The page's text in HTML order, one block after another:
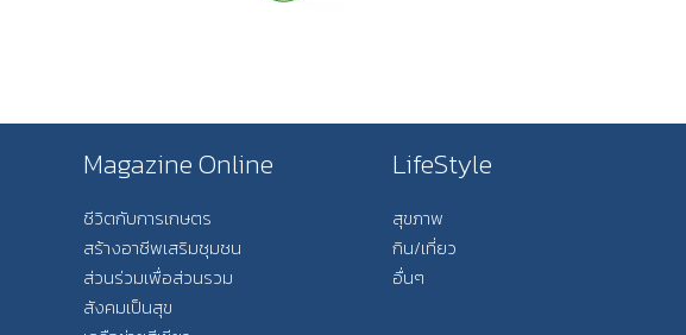
Magazine Online
ชีวิตกับการเกษตร
สร้างอาชีพเสริมชุมชน
ส่วนร่วมเพื่อส่วนรวม
สังคมเป็นสุข
LifeStyle
สุขภาพ
กิน/เที่ยว
อื่นๆ